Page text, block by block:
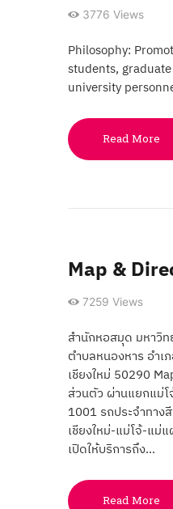
3776 Views
Philosophy:
students,
university
Read More
Map &
7259 Views
สำนักหอสมุด มหาวิ
ตำบลหนองหาร อำเ
เชียงใหม่ 50290
ส่วนตัว ผ่านแยกแม่โ
1001 รถประจำทาง
เชียงใหม่-แม่โจ้-แม่
เปิดให้บริการถึง…
Read More